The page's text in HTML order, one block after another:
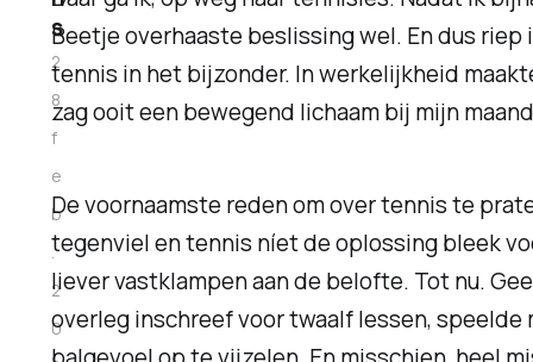
Beetje overhaaste beslissing wel. En dus riep
tennis in het bijzonder. In werkelijkheid
zag ooit een bewegend lichaam bij mijn
De voornaamste reden om over tennis te
tegenviel en tennis níet de oplossing bleek
liever vastklampen aan de belofte. Tot nu.
overleg inschreef voor twaalf lessen,
s
2
8
f
e
b
.
2
0